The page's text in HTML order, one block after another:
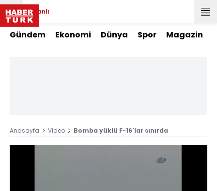
Canlı
Gündem Ekonomi Dünya Spor Magazin
Anasayfa Video Bomba yüklü F-16'lar sınırda